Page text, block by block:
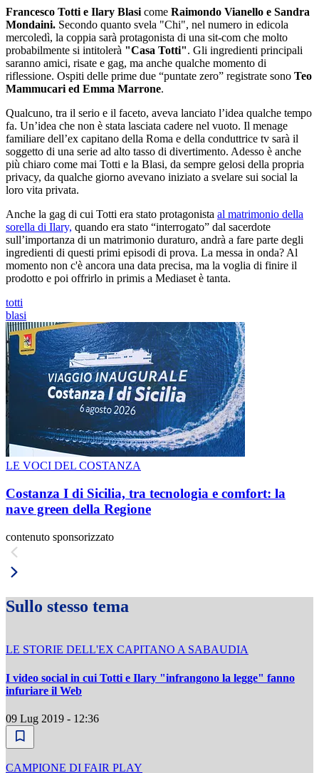
Francesco Totti e Ilary Blasi come Raimondo Vianello e Sandra
Mondaini. Secondo quanto svela "Chi", nel numero in edicola
mercoledì, la coppia sarà protagonista di una sit-com che molto
probabilmente si intitolerà "Casa Totti". Gli ingredienti principali
saranno amici, risate e gag, ma anche qualche momento di
riflessione. Ospiti delle prime due “puntate zero” registrate sono Teo
Mammucari ed Emma Marrone.
Qualcuno, tra il serio e il faceto, aveva lanciato l’idea qualche tempo
fa. Un’idea che non è stata lasciata cadere nel vuoto. Il menage
familiare dell’ex capitano della Roma e della conduttrice tv sarà il
soggetto di una serie ad alto tasso di divertimento. Adesso è anche
più chiaro come mai Totti e la Blasi, da sempre gelosi della propria
privacy, da qualche giorno avevano iniziato a svelare sui social la
loro vita privata.
Anche la gag di cui Totti era stato protagonista al matrimonio della
sorella di Ilary, quando era stato “interrogato” dal sacerdote
sull’importanza di un matrimonio duraturo, andrà a fare parte degli
ingredienti di questi primi episodi di prova. La messa in onda? Al
momento non c'è ancora una data precisa, ma la voglia di finire il
prodotto e poi offrirlo in primis a Mediaset è tanta.
totti
blasi
LE VOCI DEL COSTANZA
Costanza I di Sicilia, tra tecnologia e comfort: la
nave green della Regione
contenuto sponsorizzato
Sullo stesso tema
LE STORIE DELL'EX CAPITANO A SABAUDIA
I video social in cui Totti e Ilary "infrangono la legge" fanno
infuriare il Web
09 Lug 2019 - 12:36
CAMPIONE DI FAIR PLAY